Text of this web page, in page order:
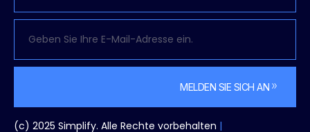
MELDEN SIE SICH AN
Alternativen:
(c) 2025 Simplify. Alle Rechte vorbehalten |